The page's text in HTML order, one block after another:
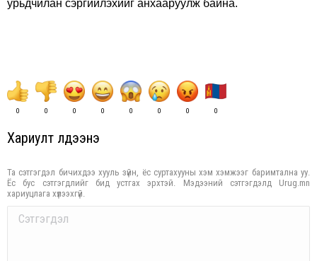
урьдчилан сэргийлэхийг анхааруулж байна.
0 0 0 0 0 0 0 0
Хариулт үлдээнэ үү
Та сэтгэгдэл бичихдээ хууль зүйн, ёс суртахууны хэм хэмжээг баримтална уу.
Ёс бус сэтгэгдлийг бид устгах эрхтэй. Мэдээний сэтгэгдэлд Urug.mn
хариуцлага хүлээхгүй.
Comment